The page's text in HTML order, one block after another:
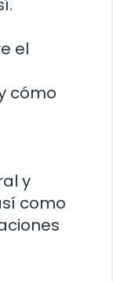
el
cómo
y
como